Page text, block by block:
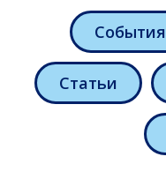
События
Статьи